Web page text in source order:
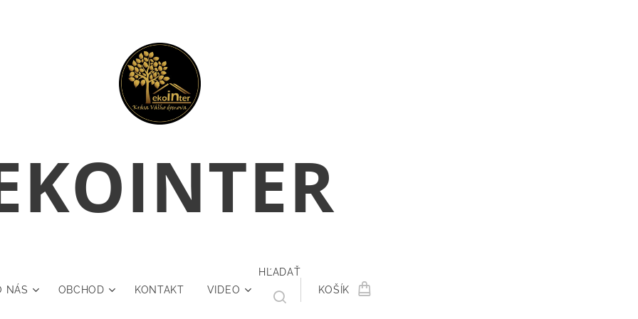
KOINTER
NÁS OBCHOD KONTAKT VIDEO
HĽADAŤ
KOŠÍK